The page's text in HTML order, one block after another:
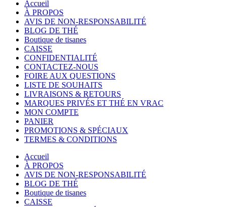
Accueil
À PROPOS
AVIS DE NON-RESPONSABILITÉ
BLOG DE THÉ
Boutique de tisanes
CAISSE
CONFIDENTIALITÉ
CONTACTEZ-NOUS
FOIRE AUX QUESTIONS
LISTE DE SOUHAITS
LIVRAISONS & RETOURS
MARQUES PRIVÉS ET THÉ EN VRAC
MON COMPTE
PANIER
PROMOTIONS & SPÉCIAUX
TERMES & CONDITIONS
Accueil
À PROPOS
AVIS DE NON-RESPONSABILITÉ
BLOG DE THÉ
Boutique de tisanes
CAISSE